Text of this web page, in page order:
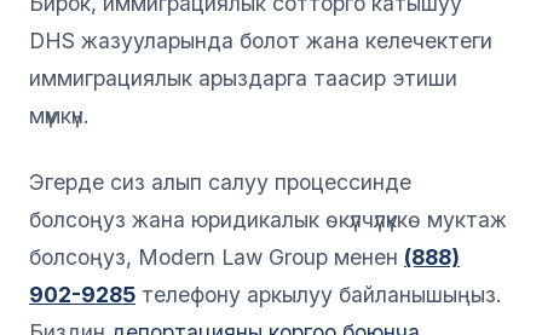
DHS жазууларында болот жана келечектеги
иммиграциялык арыздарга таасир этиши
мүмкүн.
Эгерде сиз алып салуу процессинде
болсоңуз жана юридикалык өкүлчүлүккө муктаж
болсоңуз, Modern Law Group менен (888)
902-9285 телефону аркылуу байланышыңыз.